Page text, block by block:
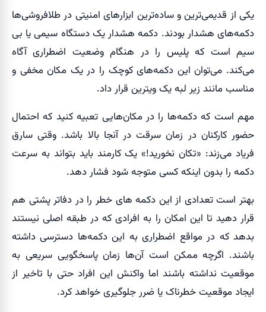
یکی از قدیمی‌ترین و ساده‌ترین ابزارهای امنیتی در طلافروشی‌ها
دکمه‌های هشدار بودند. دکمه هشدار یک دستگاه سیمی یا بی
سیم است که پلیس را در هنگام وضعیت اضطراری آگاه
می‌کند. می‌توان این دکمه‌های کوچک را در یک مکان مخفی و
مناسب مانند زیر لبه یک ویترین قرار داد.
مهم است که دکمه‌ها را در مکان‌هایی تعبیه کنید که احتمال
حضور کارکنان در زمان سرقت در آنجا بالا باشد. وقتی سارق
فریاد می‌زند: «تکان نخورید!» یک کارمند باید بتواند به سرعت
دکمه را بدون اینکه کسی متوجه شود فشار دهد.
بهتر است تعدادی از این دکمه های خطر را در دفاتر پشتی هم
قرار دهید تا این امکان را به افرادی که در طبقه اصلی نیستند
بدهد که در مواقع اضطراری به این دکمه‌ها دسترسی داشته
باشند. اگرچه ممکن است آن‌ها زمان پاسخگویی سریعی به
موقعیت نداشته باشند اما واکنش این افراد حتی با تاخیر از
ایجاد موقعیت خطرناک یا ضرر جلوگیری خواهد کرد.